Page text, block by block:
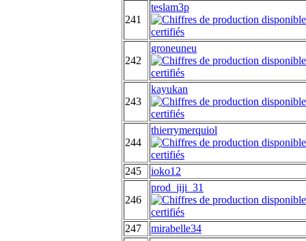
241
teslam3p
242
groneuneu
243
kayukan
244
thierrymerquiol
245 ioko12
246
prod_jiji_31
247
mirabelle34